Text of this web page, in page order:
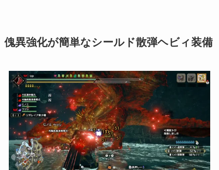
傀異強化が簡単なシールド散弾ヘビィ装備